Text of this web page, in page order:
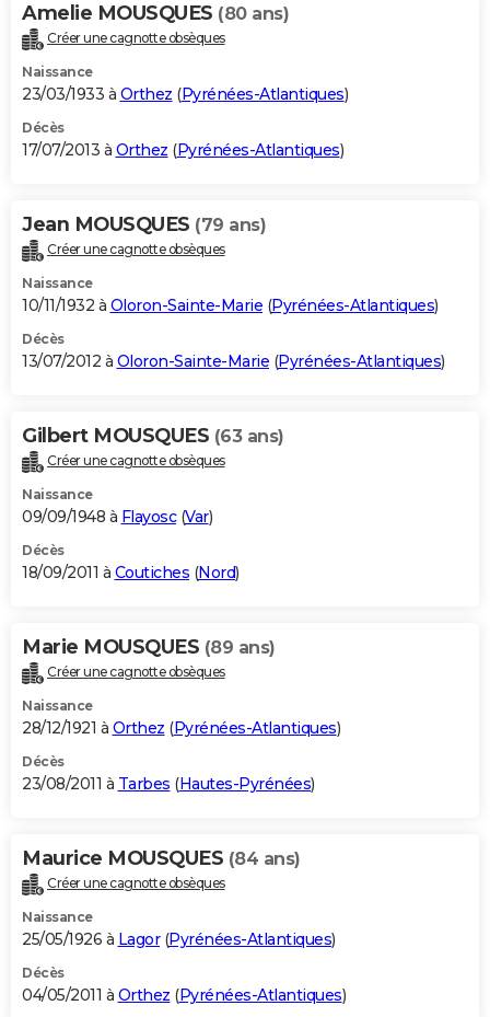
Amelie MOUSQUES (80 ans)
Créer une cagnotte obsèques
Naissance
23/03/1933 à Orthez (Pyrénées-Atlantiques)
Décès
17/07/2013 à Orthez (Pyrénées-Atlantiques)
Jean MOUSQUES (79 ans)
Créer une cagnotte obsèques
Naissance
10/11/1932 à Oloron-Sainte-Marie (Pyrénées-Atlantiques)
Décès
13/07/2012 à Oloron-Sainte-Marie (Pyrénées-Atlantiques)
Gilbert MOUSQUES (63 ans)
Créer une cagnotte obsèques
Naissance
09/09/1948 à Flayosc(Var)
Décès
18/09/2011 à Coutiches (Nord)
Marie MOUSQUES (89 ans)
Créer une cagnotte obsèques
Naissance
28/12/1921 à Orthez (Pyrénées-Atlantiques)
Décès
23/08/2011 à Tarbes (Hautes-Pyrénées)
Maurice MOUSQUES (84 ans)
Créer une cagnotte obsèques
Naissance
25/05/1926 à Lagor(Pyrénées-Atlantiques)
Décès
04/05/2011 à Orthez (Pyrénées-Atlantiques)